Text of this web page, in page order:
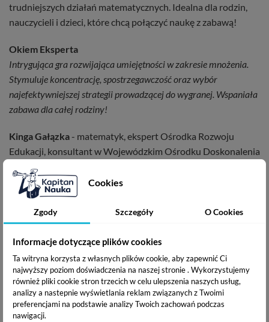
trudniejszych działań matematycznych. Idealna dla rodzin,
nauczycieli i dzieci, które chcą połączyć naukę z zabawą!
Okiem Eksperta
Intrygująca gra rozwijająca umiejętności w zakresie mnożenia.
Stymuluje koncentrację, spostrzegawczość oraz wybór
najefektywniejszej strategii prowadzącej do wygranej. Wspaniała
zabawa dla całej rodziny!
Kinga Gałązka - matematyk, ekspert Ośrodka Rozwoju
Edukacji, konsultant w Wojewódzkim Ośrodku Doskonalenia
Ma logo 'CE'. Ostrzeżenie! Nieodpowiednie dla dzieci w
wieku poniżej 3 lat. Ryzyko połknięcia małych elementów. Do
użytku pod bezpośrednim nadzorem osoby dorosłej. Przed
podaniem dziecku zabawki należy usunąć opakowanie z folii
termokurczliwej. Opakowanie należy zachować ze względu
na zawarte na nim informacje.
W serii:
EDUseria. Tabliczka mnożenia. Gra karciana
Cookies
Zgody Szczegóły O Cookies
Informacje dotyczące plików cookies
Ta witryna korzysta z własnych plików cookie, aby zapewnić Ci
najwyższy poziom doświadczenia na naszej stronie . Wykorzystujemy
również pliki cookie stron trzecich w celu ulepszenia naszych usług,
analizy a nastepnie wyświetlania reklam związanych z Twoimi
preferencjami na podstawie analizy Twoich zachowań podczas
nawigacji.